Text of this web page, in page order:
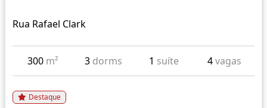
Rua Rafael Clark
300 m² 3 dorms 1 suíte 4vagas
Destaque